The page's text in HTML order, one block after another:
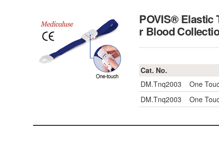
POVIS® Elastic
r Blood
Cat. No.
DM.Tnq2003
One
DM.Tnq2003
One